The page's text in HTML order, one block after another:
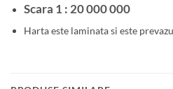
Scara 1 : 20 000 000
Harta este laminata si este